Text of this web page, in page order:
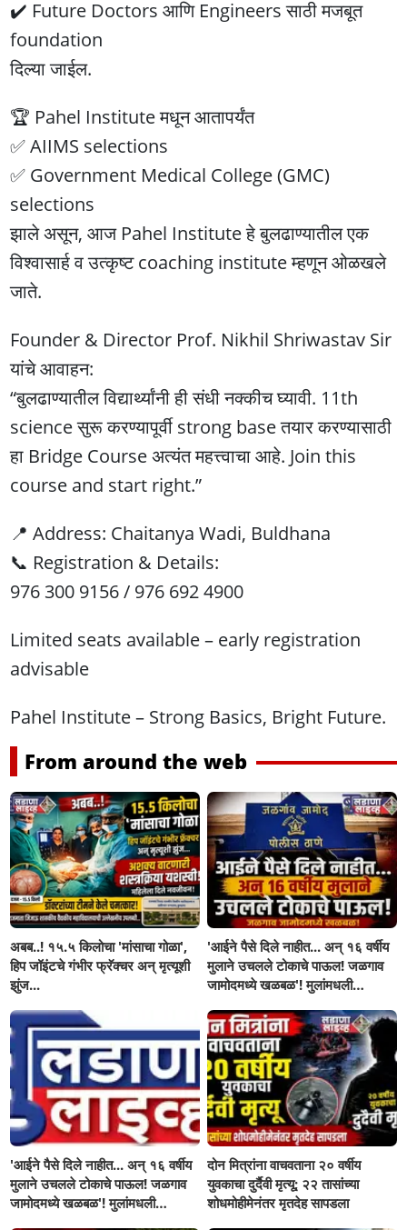
✔️ Future Doctors आणि Engineers साठी मजबूत
foundation
दिल्या जाईल.
🏆 Pahel Institute मधून आतापर्यंत
✅ AIIMS selections
✅ Government Medical College (GMC)
selections
झाले असून, आज Pahel Institute हे बुलढाण्यातील एक
विश्वासार्ह व उत्कृष्ट coaching institute म्हणून ओळखले
जाते.
Founder & Director Prof. Nikhil Shriwastav Sir
यांचे आवाहन:
“बुलढाण्यातील विद्यार्थ्यांनी ही संधी नक्कीच घ्यावी. 11th
science सुरू करण्यापूर्वी strong base तयार करण्यासाठी
हा Bridge Course अत्यंत महत्त्वाचा आहे. Join this
course and start right.”
📍 Address: Chaitanya Wadi, Buldhana
📞 Registration & Details:
976 300 9156 / 976 692 4900
Limited seats available – early registration
advisable
Pahel Institute – Strong Basics, Bright Future.
From around the web
अबब..! १५.५ किलोचा 'मांसाचा गोळा',
हिप जॉइंटचे गंभीर फ्रॅक्चर अन् मृत्यूशी
झुंज...
'आईने पैसे दिले नाहीत... अन् १६ वर्षीय
मुलाने उचलले टोकाचे पाऊल! जळगाव
जामोदमध्ये खळबळ'! मुलांमधली
'आईने पैसे दिले नाहीत... अन् १६ वर्षीय
मुलाने उचलले टोकाचे पाऊल! जळगाव
जामोदमध्ये खळबळ'! मुलांमधली
दोन मित्रांना वाचवताना २० वर्षीय
युवकाचा दुर्दैवी मृत्यू; २२ तासांच्या
शोधमोहीमेनंतर मृतदेह सापडला